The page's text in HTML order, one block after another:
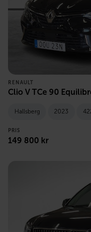
RENAULT
Clio V TCe 90
Hallsberg 2023
PRIS
149 800 kr